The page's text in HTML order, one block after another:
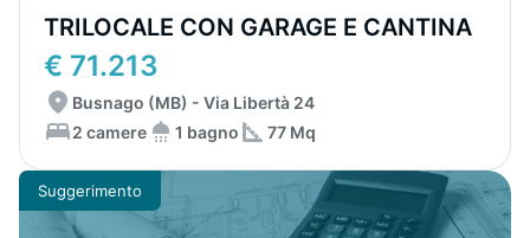
TRILOCALE CON GARAGE E CANTINA
€ 71.213
Busnago (MB) - Via Libertà 24
2 camere
1 bagno 77 Mq
Suggerimento